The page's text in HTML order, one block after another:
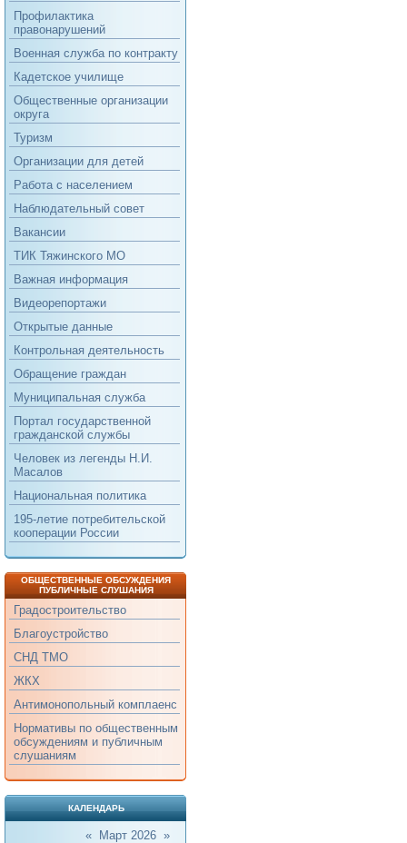
Профилактика
правонарушений
Военная служба по контракту
Кадетское училище
Общественные организации
округа
Туризм
Организации для детей
Работа с населением
Наблюдательный совет
Вакансии
ТИК Тяжинского МО
Важная информация
Видеорепортажи
Открытые данные
Контрольная деятельность
Обращение граждан
Муниципальная служба
Портал государственной
гражданской службы
Человек из легенды Н.И.
Масалов
Национальная политика
195-летие потребительской
кооперации России
ОБЩЕСТВЕННЫЕ ОБСУЖДЕНИЯ
ПУБЛИЧНЫЕ СЛУШАНИЯ
Градостроительство
Благоустройство
СНД ТМО
ЖКХ
Антимонопольный комплаенс
Нормативы по общественным
обсуждениям и публичным
слушаниям
КАЛЕНДАРЬ
« Март 2026 »